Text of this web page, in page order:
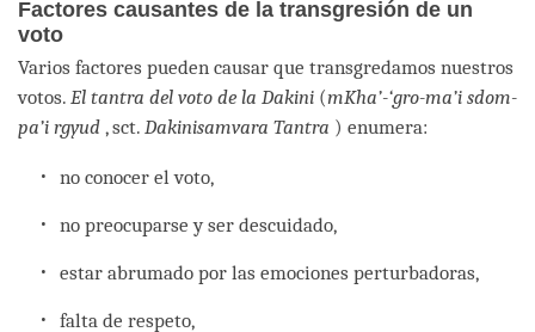
Factores causantes de la transgresión de un
voto
Varios factores pueden causar que transgredamos nuestros
votos. El tantra del voto de la Dakini (mKha’-‘gro-ma’i sdom-
pa’i rgyud , sct. Dakinisamvara Tantra ) enumera:
no conocer el voto,
no preocuparse y ser descuidado,
estar abrumado por las emociones perturbadoras,
falta de respeto,